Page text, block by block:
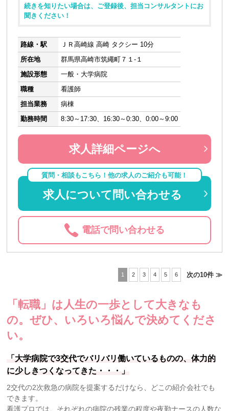
続きを知りたい場合は、ご登録後、担当コンサルタントにお
聞きください！
路線・駅
ＪＲ高崎線 高崎 タクシー 10分
所在地
群馬県高崎市筑繩町７１-１
施設形態
一般・大学病院
職種
看護師
担当業務
病棟
勤務時間
8:30～17:30、16:30～0:30、0:00～9:00
求人詳細ページへ
質問・相談もこちら！他の求人のご紹介も可能！
求人について問い合わせる
電話で問い合わせる
1 2 3 4 5 6 次の10件 ≫
「転職」は人生の一歩として大きなも
の。ぜひ、いろいろ悩んで決めてくださ
い。
「大学病院で3交代でバリバリ働いているものの、体力的
に少しきつくなってきた・・・」
2交代の2次救急の病院を提案するだけなら、どこの紹介会社でも
できます。
看護プロでは、それぞれの病院の残業の程度や夜勤ナースの人数な